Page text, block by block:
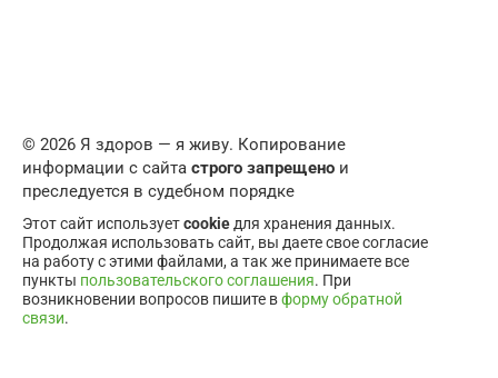
© 2026 Я здоров — я живу. Копирование
информации с сайта строго запрещено и
преследуется в судебном порядке
Этот сайт используетcookie для хранения данных.
Продолжая использовать сайт, вы даете свое согласие
на работу с этими файлами, а так же принимаете все
пункты пользовательского соглашения. При
возникновении вопросов пишите вформу обратной
связи.